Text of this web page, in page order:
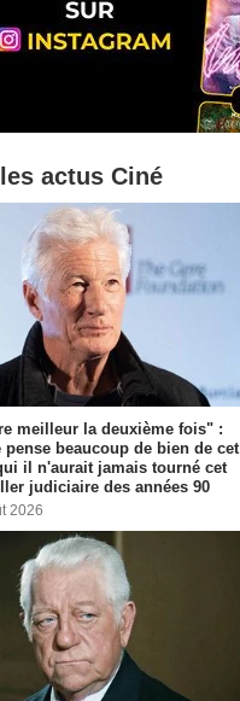
actus Ciné
meilleur la deuxième fois" :
pense beaucoup de bien de cet
il n'aurait jamais tourné cet
judiciaire des années 90
2026